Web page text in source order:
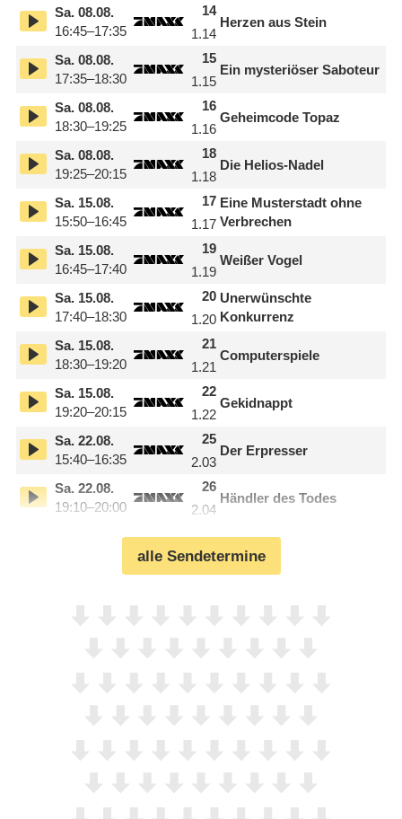
Sa.08.08.
16:45–17:35
14
1.14
Herzen aus Stein
Sa.08.08.
17:35–18:30
15
1.15
Ein mysteriöser Saboteur
Sa.08.08.
18:30–19:25
16
1.16
Geheimcode Topaz
Sa.08.08.
19:25–20:15
18
1.18
Die Helios-Nadel
Sa.15.08.
15:50–16:45
17
1.17
Eine Musterstadt ohne
Verbrechen
Sa.15.08.
16:45–17:40
19
1.19
Weißer Vogel
Sa.15.08.
17:40–18:30
20
1.20
Unerwünschte
Konkurrenz
Sa.15.08.
18:30–19:20
21
1.21
Computerspiele
Sa.15.08.
19:20–20:15
22
1.22
Gekidnappt
Sa.22.08.
15:40–16:35
25
2.03
Der Erpresser
Sa. 22.08.
19:10–20:00
26
2.04
Händler des Todes
alle Sendetermine